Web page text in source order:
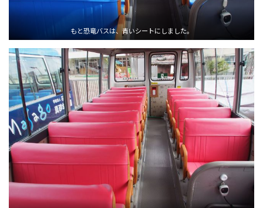
もと恐竜バスは、青いシートにしました。